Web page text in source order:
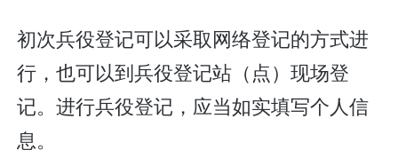
初次兵役登记可以采取网络登记的方式进
行，也可以到兵役登记站（点）现场登
记。进行兵役登记，应当如实填写个人信
息。